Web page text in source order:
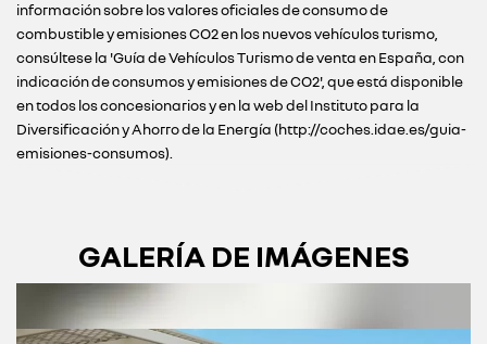
información sobre los valores oficiales de consumo de
combustible y emisiones CO2 en los nuevos vehículos turismo,
consúltese la 'Guía de Vehículos Turismo de venta en España, con
indicación de consumos y emisiones de CO2', que está disponible
en todos los concesionarios y en la web del Instituto para la
Diversificación y Ahorro de la Energía (http://coches.idae.es/guia-
emisiones-consumos).
GALERÍA DE IMÁGENES